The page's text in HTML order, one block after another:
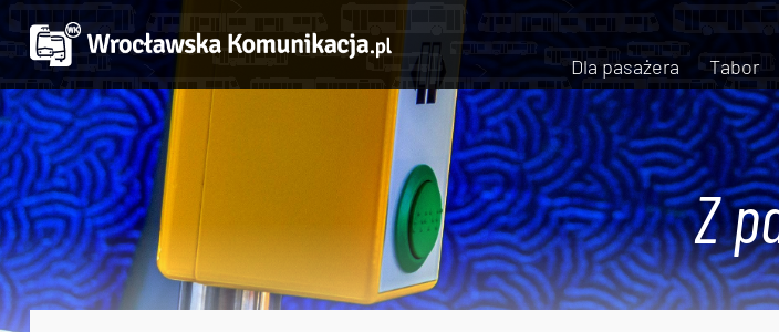
Dla pasażera Tabor
Z